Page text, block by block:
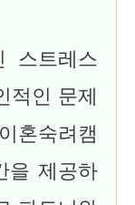
스트레스
적인 문제
혼숙려캠
을 제공하